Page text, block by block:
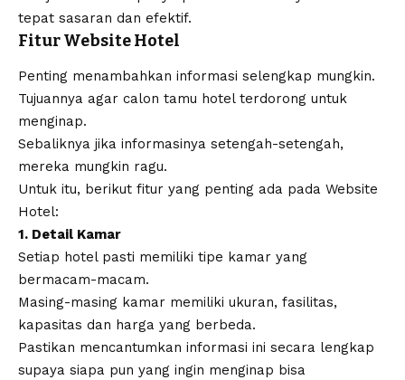
tepat sasaran dan efektif.
Fitur Website Hotel
Penting menambahkan informasi selengkap mungkin.
Tujuannya agar calon tamu hotel terdorong untuk
menginap.
Sebaliknya jika informasinya setengah-setengah,
mereka mungkin ragu.
Untuk itu, berikut fitur yang penting ada pada Website
Hotel:
1. Detail Kamar
Setiap hotel pasti memiliki tipe kamar yang
bermacam-macam.
Masing-masing kamar memiliki ukuran, fasilitas,
kapasitas dan harga yang berbeda.
Pastikan mencantumkan informasi ini secara lengkap
supaya siapa pun yang ingin menginap bisa